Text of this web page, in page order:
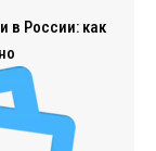
в России: как